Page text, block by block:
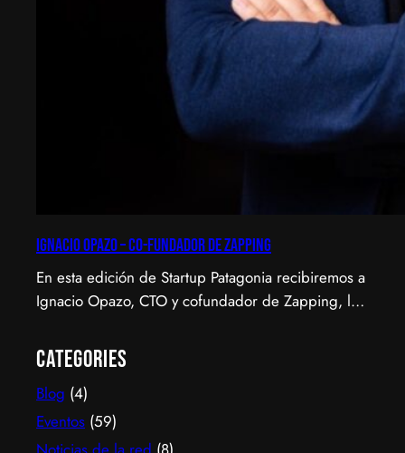
Ignacio Opazo – Co-Fundador de Zapping
En esta edición de Startup Patagonia recibiremos a
Ignacio Opazo, CTO y cofundador de Zapping, la
que América Latina ve televisión. ​Zapping nació
con una idea simple y potente: ofrecer una
experiencia de TV por internet fluida, sin
decodificadores ni contratos, y hoy suma más de
600…
Categories
Blog (4)
Eventos (59)